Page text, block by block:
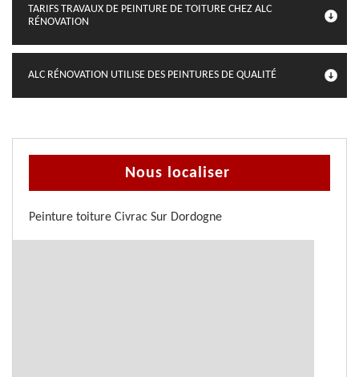
TARIFS TRAVAUX DE PEINTURE DE TOITURE CHEZ ALC
RÉNOVATION
ALC RÉNOVATION UTILISE DES PEINTURES DE QUALITÉ
Nous localiser
Peinture toiture Civrac Sur Dordogne